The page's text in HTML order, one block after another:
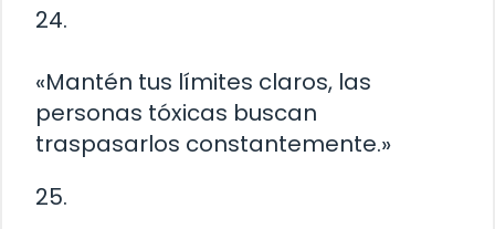
24.
«Mantén tus límites claros, las
personas tóxicas buscan
traspasarlos constantemente.»
25.